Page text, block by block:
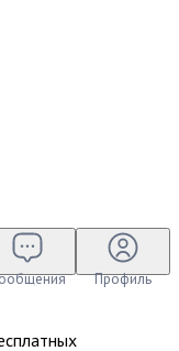
Профиль